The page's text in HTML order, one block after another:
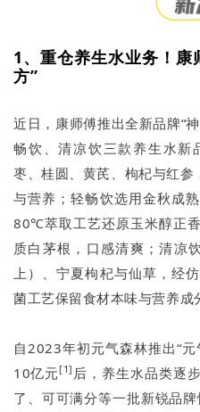
1、重仓养生水业务！康
方”
近日，康师傅推出全新品牌“
畅饮、清凉饮三款养生水新
枣、桂圆、黄芪、枸杞与红
与营养；轻畅饮选用金秋成
80℃萃取工艺还原玉米醇正
质白茅根，口感清爽；清凉
上）、宁夏枸杞与仙草，经
菌工艺保留食材本味与营养成
自2023年初元气森林推出“
10亿元[1] 后，养生水品类逐
了、可可满分等一批新锐品